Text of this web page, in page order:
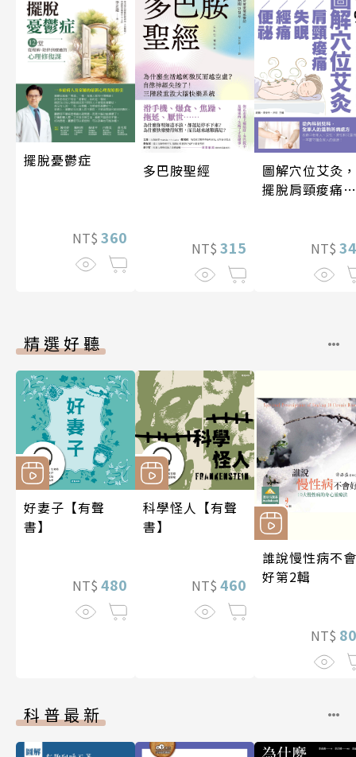
擺脫憂鬱症
NT$ 360
多巴胺聖經
NT$ 315
圖解穴位艾灸，
擺脫肩頸痠痛、
NT$
精選好聽
好妻子【有聲
書】
NT$ 480
科學怪人【有聲
書】
NT$ 460
誰說慢性病不會
好第2輯
NT$
科普最新